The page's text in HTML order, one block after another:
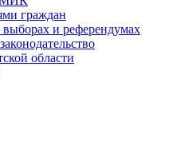
граждан
выборах и референдумах
области